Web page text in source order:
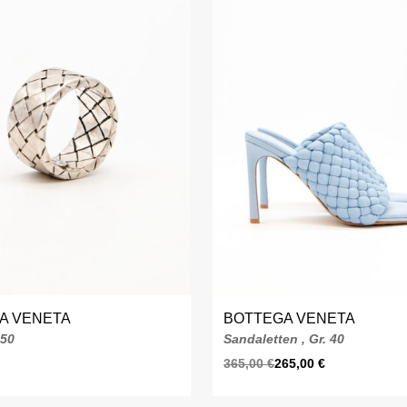
VENETA BOTTEGA VENETA
Sandaletten , Gr. 40
365,00€265,00€